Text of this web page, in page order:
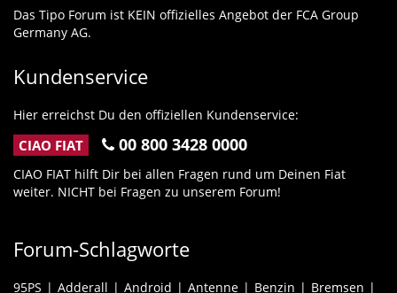
Das Tipo Forum ist KEIN offizielles Angebot der FCA Group
Germany AG.
Kundenservice
Hier erreichst Du den offiziellen Kundenservice:
CIAO FIAT 00 800 3428 0000
CIAO FIAT hilft Dir bei allen Fragen rund um Deinen Fiat
weiter. NICHT bei Fragen zu unserem Forum!
Forum-Schlagworte
95PS Adderall Android Antenne Benzin
Bremsen